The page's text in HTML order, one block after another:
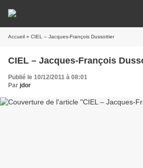
Accueil » CIEL – Jacques-François Dussottier
CIEL – Jacques-François
Publié le 10/12/2011 à 08:01
Par jdor